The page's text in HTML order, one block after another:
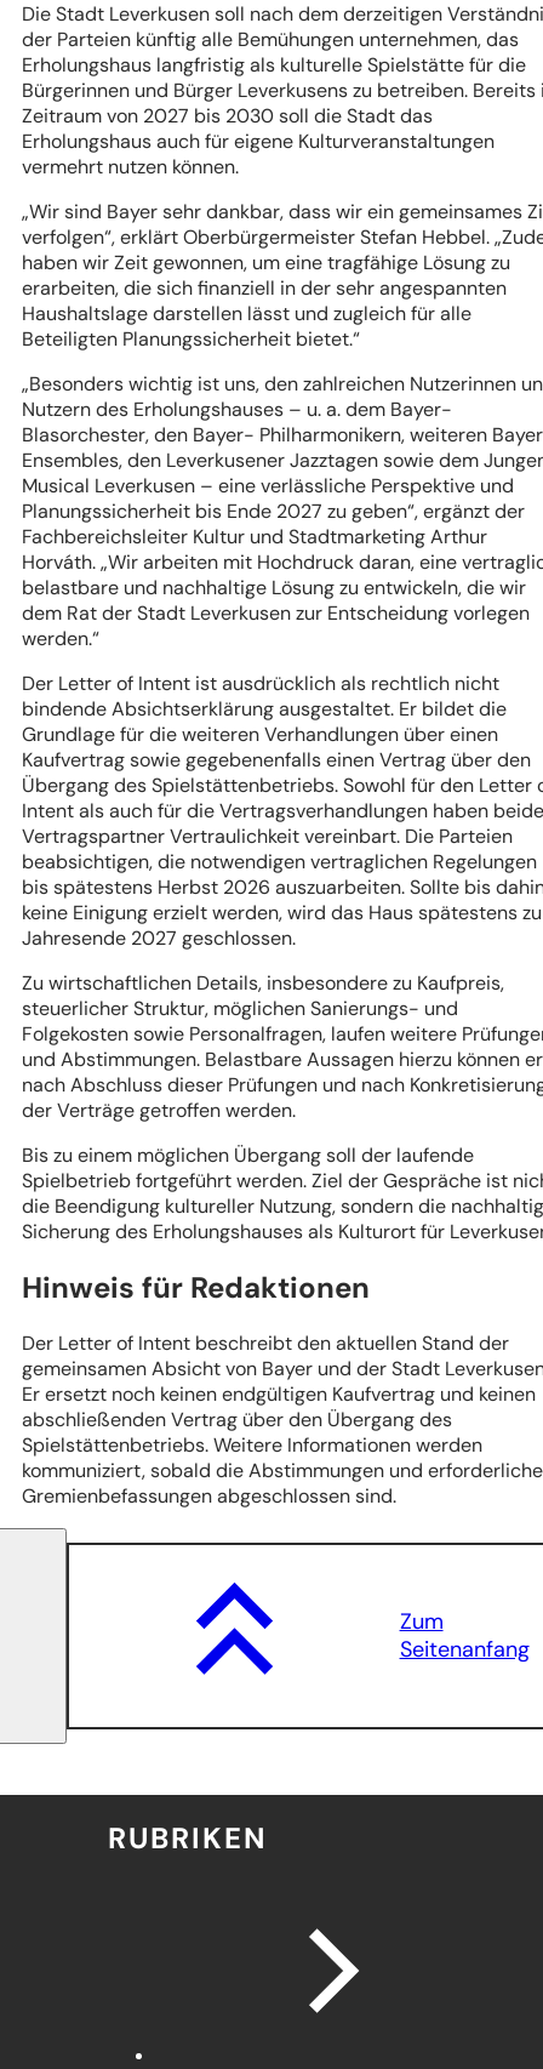
Die Stadt Leverkusen soll nach dem derzeitigen
der Parteien künftig alle Bemühungen unternehmen, das
Erholungshaus langfristig als kulturelle Spielstätte für die
Bürgerinnen und Bürger Leverkusens zu betreiben. Bereits
Zeitraum von 2027 bis 2030 soll die Stadt das
Erholungshaus auch für eigene Kulturveranstaltungen
vermehrt nutzen können.
„Wir sind Bayer sehr dankbar, dass wir ein gemeinsames
verfolgen“, erklärt Oberbürgermeister Stefan Hebbel.
haben wir Zeit gewonnen, um eine tragfähige Lösung zu
erarbeiten, die sich finanziell in der sehr angespannten
Haushaltslage darstellen lässt und zugleich für alle
Beteiligten Planungssicherheit bietet.“
„Besonders wichtig ist uns, den zahlreichen Nutzerinnen
Nutzern des Erholungshauses – u. a. dem Bayer-
Blasorchester, den Bayer- Philharmonikern, weiteren
Ensembles, den Leverkusener Jazztagen sowie dem
Musical Leverkusen – eine verlässliche Perspektive und
Planungssicherheit bis Ende 2027 zu geben“, ergänzt der
Fachbereichsleiter Kultur und Stadtmarketing Arthur
Horváth. „Wir arbeiten mit Hochdruck daran, eine
belastbare und nachhaltige Lösung zu entwickeln, die wir
dem Rat der Stadt Leverkusen zur Entscheidung vorlegen
werden.“
Der Letter of Intent ist ausdrücklich als rechtlich nicht
bindende Absichtserklärung ausgestaltet. Er bildet die
Grundlage für die weiteren Verhandlungen über einen
Kaufvertrag sowie gegebenenfalls einen Vertrag über den
Übergang des Spielstättenbetriebs. Sowohl für den Letter
Intent als auch für die Vertragsverhandlungen haben beide
Vertragspartner Vertraulichkeit vereinbart. Die Parteien
beabsichtigen, die notwendigen vertraglichen Regelungen
bis spätestens Herbst 2026 auszuarbeiten. Sollte bis
keine Einigung erzielt werden, wird das Haus spätestens
Jahresende 2027 geschlossen.
Zu wirtschaftlichen Details, insbesondere zu Kaufpreis,
steuerlicher Struktur, möglichen Sanierungs- und
Folgekosten sowie Personalfragen, laufen weitere
und Abstimmungen. Belastbare Aussagen hierzu können
nach Abschluss dieser Prüfungen und nach
der Verträge getroffen werden.
Bis zu einem möglichen Übergang soll der laufende
Spielbetrieb fortgeführt werden. Ziel der Gespräche ist
die Beendigung kultureller Nutzung, sondern die
Sicherung des Erholungshauses als Kulturort für
Hinweis für Redaktionen
Der Letter of Intent beschreibt den aktuellen Stand der
gemeinsamen Absicht von Bayer und der Stadt
Er ersetzt noch keinen endgültigen Kaufvertrag und keinen
abschließenden Vertrag über den Übergang des
Spielstättenbetriebs. Weitere Informationen werden
kommuniziert, sobald die Abstimmungen und
Gremienbefassungen abgeschlossen sind.
Zum
Seitenanfang
RUBRIKEN